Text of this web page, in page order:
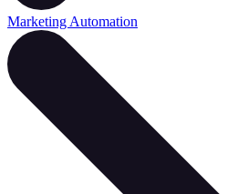
Marketing Automation